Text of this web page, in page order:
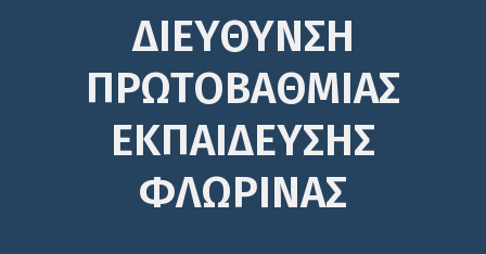
ΔΙΕΎΘΥΝΣΗ
ΠΡΩΤΟΒΆΘΜΙΑΣ
ΕΚΠΑΊΔΕΥΣΗΣ
ΦΛΩΡΙΝΑΣ